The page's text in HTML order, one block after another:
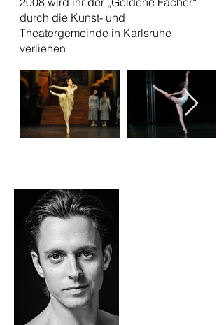
durch die Kunst- und
Theatergemeinde in Karlsruhe
verliehen